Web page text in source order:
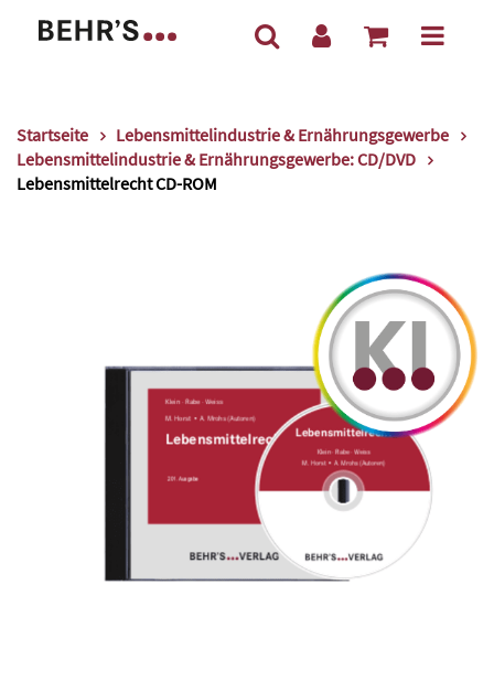
Startseite
Lebensmittelindustrie & Ernährungsgewerbe
Lebensmittelindustrie & Ernährungsgewerbe: CD/DVD
Lebensmittelrecht CD-ROM